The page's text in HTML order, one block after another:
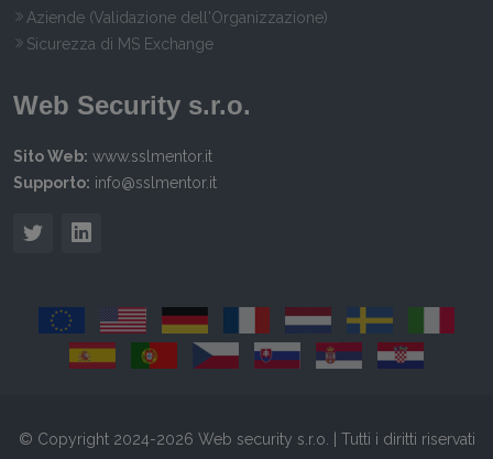
Aziende (Validazione dell'Organizzazione)
Sicurezza di MS Exchange
Web Security s.r.o.
Sito Web: www.sslmentor.it
Supporto: info@sslmentor.it
© Copyright 2024-2026 Web security s.r.o. | Tutti i diritti riservati